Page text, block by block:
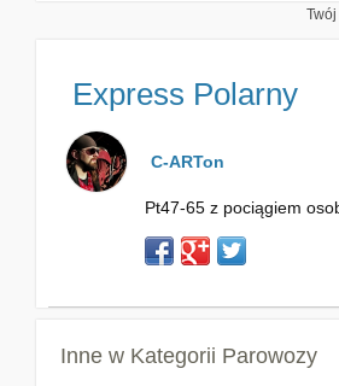
Express Polarny
C-ARTon
Pt47-65 z pociągiem
Inne w Kategorii Parowozy